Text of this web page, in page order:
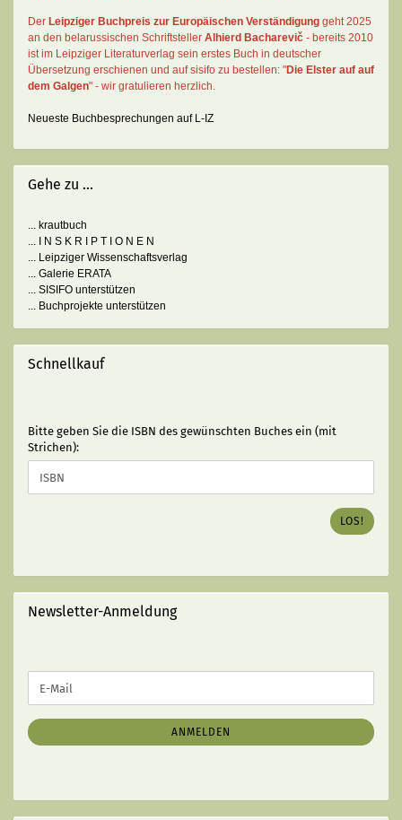
Der Leipziger Buchpreis zur Europäischen Verständigung geht 2025
an den belarussischen Schriftsteller Alhierd Bacharevič - bereits 2010
ist im Leipziger Literaturverlag sein erstes Buch in deutscher
Übersetzung erschienen und auf sisifo zu bestellen: "Die Elster auf auf
dem Galgen" - wir gratulieren herzlich.
Neueste Buchbesprechungen auf L-IZ
Gehe zu ...
... krautbuch
... I N S K R I P T I O N E N
... Leipziger Wissenschaftsverlag
... Galerie ERATA
... SISIFO unterstützen
... Buchprojekte unterstützen
Schnellkauf
BITTE
GEBEN
SIE
DIE
ISBN
(MIT
STRICHEN):
Bitte geben Sie die ISBN des gewünschten Buches ein (mit
Strichen):
LOS!
Newsletter-Anmeldung
ZUR
ANMELDUNG
E-
Mail
ANMELDEN